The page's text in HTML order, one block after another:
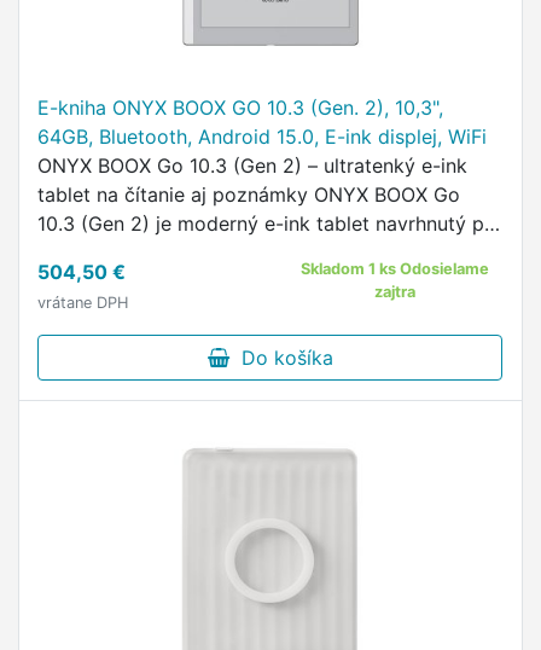
E-kniha ONYX BOOX GO 10.3 (Gen. 2), 10,3",
64GB, Bluetooth, Android 15.0, E-ink displej, WiFi
ONYX BOOX Go 10.3 (Gen 2) – ultratenký e-ink
tablet na čítanie aj poznámky ONYX BOOX Go
10.3 (Gen 2) je moderný e-ink tablet navrhnutý pre
rušivých vplyvov klasických…
504,50 €
vrátane DPH
Skladom 1 ks Odosielame
zajtra
Do košíka